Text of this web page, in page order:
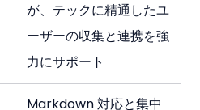
が、テックに精通したユ
ーザーの収集と連携を強
力にサポート
Markdown 対応と集中